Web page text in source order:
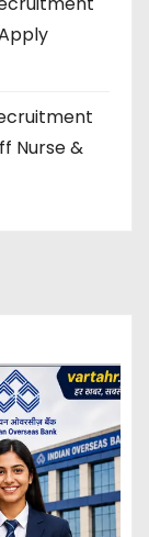
Nurse &